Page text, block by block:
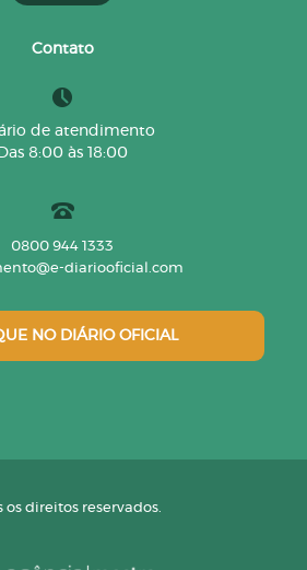
Contato
de atendimento
Das 8:00 às 18:00
0800 944 1333
diariooficial.com
NO DIÁRIO OFICIAL
os direitos reservados.